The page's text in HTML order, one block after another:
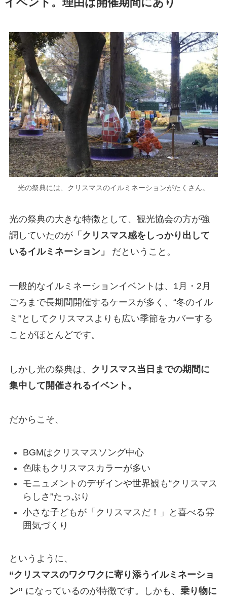
イベント。理由は開催期間にあり
光の祭典には、クリスマスのイルミネーションがたくさん。
光の祭典の大きな特徴として、観光協会の方が強
調していたのが「クリスマス感をしっかり出して
いるイルミネーション」
だということ。
一般的なイルミネーションイベントは、1月・2月
ごろまで長期間開催するケースが多く、“冬のイル
ミ”としてクリスマスよりも広い季節をカバーする
ことがほとんどです。
しかし光の祭典は、 クリスマス当日までの期間に
集中して開催されるイベント。
だからこそ、
BGMはクリスマスソング中心
色味もクリスマスカラーが多い
モニュメントのデザインや世界観も“クリスマス
らしさ”たっぷり
小さな子どもが「クリスマスだ！」と喜べる雰
囲気づくり
というように、
“クリスマスのワクワクに寄り添うイルミネーショ
ン” になっているのが特徴です。しかも、 乗り物に